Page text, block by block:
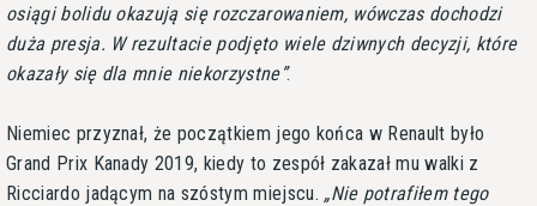
osiągi bolidu okazują się rozczarowaniem, wówczas dochodzi
duża presja. W rezultacie podjęto wiele dziwnych decyzji, które
okazały się dla mnie niekorzystne .
Niemiec przyznał, że początkiem jego końca w Renault było
Grand Prix Kanady 2019, kiedy to zespół zakazał mu walki z
Ricciardo jadącym na szóstym miejscu.
Nie potrafiłem tego